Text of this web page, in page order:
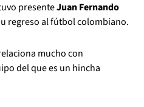
presenteJuan Fernando
regreso al fútbol colombiano.
mucho con
del que es un hincha